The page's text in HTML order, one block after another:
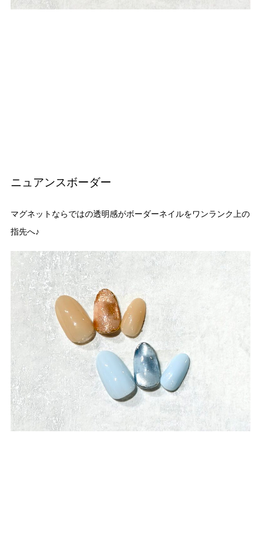
ニュアンスボーダー
マグネットならではの透明感がボーダーネイルをワンランク上の
指先へ♪